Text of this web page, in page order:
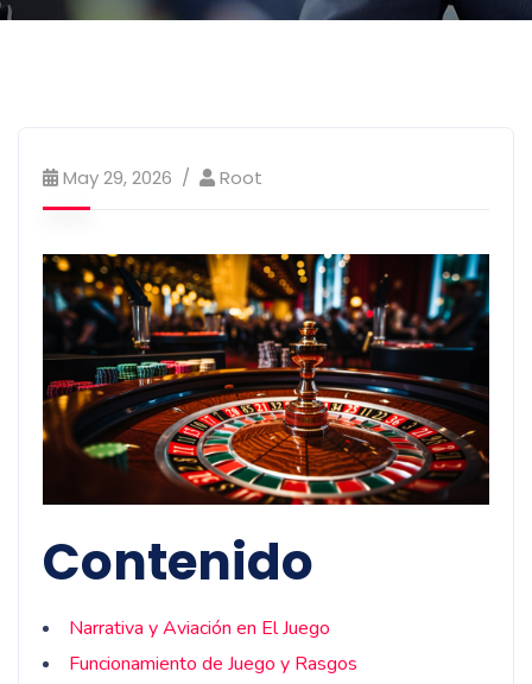
May 29, 2026 Root
Contenido
Narrativa y Aviación en El Juego
Funcionamiento de Juego y Rasgos